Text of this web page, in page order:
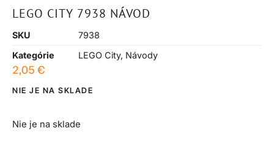
LEGO CITY 7938 NÁVOD
SKU
7938
Kategórie
LEGO City, Návody
2,05 €
NIE JE NA SKLADE
Nie je na sklade